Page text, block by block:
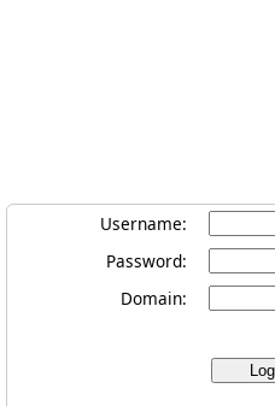
Username:
Password:
Domain: